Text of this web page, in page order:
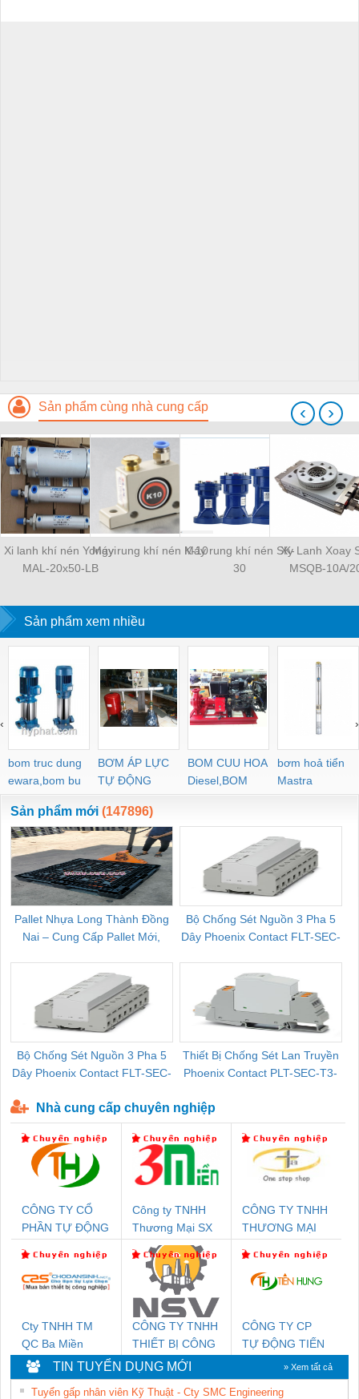
Sản phẩm cùng nhà cung cấp
Xi lanh khí nén Yongyi
MAL-20x50-LB
Máy rung khí nén K-10Máy rung khí nén SK-
30
Xy Lanh Xoay
MSQB-10A/
‹ ›
Sản phẩm xem nhiều
bom truc dung
ewara,bom bu
ewara
BƠM ÁP LỰC
TỰ ĐỘNG
BOM CUU HOA
Diesel,BOM
CHUA CHAY
bơm hoả tiển
Mastra
‹ ›
Sản phẩm mới (147896)
Pallet Nhựa Long Thành Đồng
Nai – Cung Cấp Pallet Mới,
Bộ Chống Sét Nguồn 3 Pha 5
Dây Phoenix Contact FLT-SEC-
Bộ Chống Sét Nguồn 3 Pha 5
Dây Phoenix Contact FLT-SEC-
Thiết Bị Chống Sét Lan Truyền
Phoenix Contact PLT-SEC-T3-
Nhà cung cấp chuyên nghiệp
CÔNG TY CỔ
PHẦN TỰ ĐỘNG
Công ty TNHH
Thương Mại SX
Ba Miền
CÔNG TY TNHH
THƯƠNG MẠI
NAM
Cty TNHH TM
QC Ba Miền
CÔNG TY TNHH
THIẾT BỊ CÔNG
NGHIỆP NIHON
SETSUBI VIỆT
NAM
CÔNG TY CP
TỰ ĐỘNG TIẾN
TIN TUYỂN DỤNG MỚI » Xem tất cả
Tuyển gấp nhân viên Kỹ Thuật - Cty SMC Engineering